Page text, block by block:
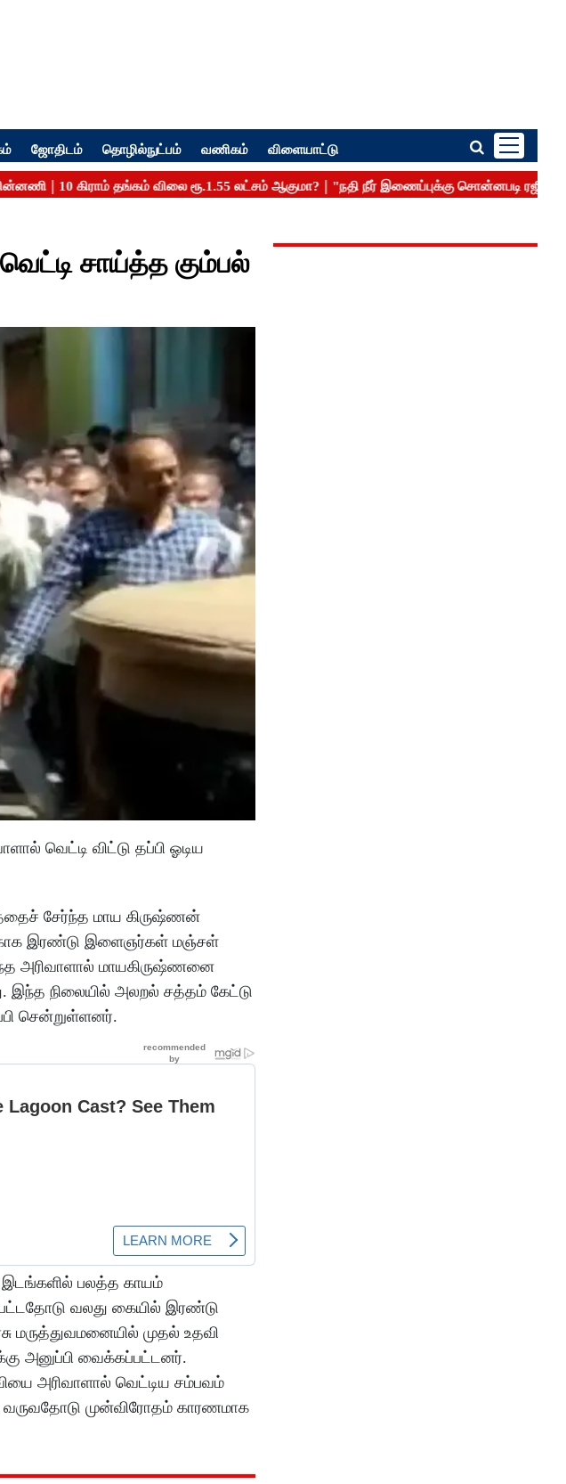
ஜோதிடம் தொழில்நுட்பம் வணிகம் விளையாட்டு
சாய்த்த கும்பல்
வெட்டி விட்டு தப்பி ஓடிய
சேர்ந்த மாய கிருஷ்ணன்
இரண்டு இளைஞர்கள் மஞ்சள்
அரிவாளால் மாயகிருஷ்ணனை
இந்த நிலையில் அலறல் சத்தம் கேட்டு
சென்றுள்ளனர்.
இடங்களில் பலத்த காயம்
வலது கையில் இரண்டு
மருத்துவமனையில் முதல் உதவி
அனுப்பி வைக்கப்பட்டனர்.
அரிவாளால் வெட்டிய சம்பவம்
வருவதோடு முன்விரோதம் காரணமாக